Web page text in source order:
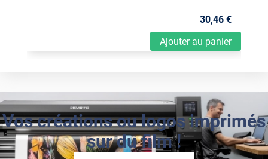
Ajouter au panier
30,46 €
Vos créations ou logos imprimés
sur du film !